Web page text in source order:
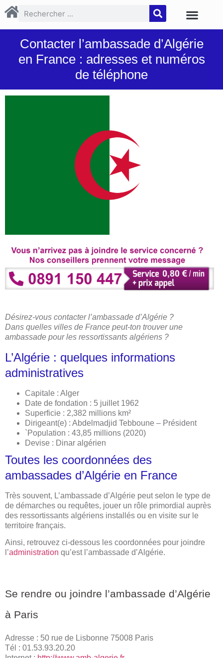
Contacter l’ambassade d’Algérie
en France : adresses et numéros
de téléphone
Désirez-vous contacter l’ambassade d’Algérie ?
Dans quelles villes de France peut-ton trouver une
ambassade pour les ressortissants algériens ?
L’Algérie : quelques informations
administratives
Capitale : Alger
Date de fondation : 5 juillet 1962
Superficie : 2,382 millions km²
Dirigeant(e) : Abdelmadjid Tebboune – Président
`Population : 43,85 millions (2020)
Devise : Dinar algérien
Toutes les coordonnées des
ambassades d’Algérie en France
Très souvent, L’ambassade d’Algérie peut selon le type de
de démarches ou requêtes, jouer un rôle primordial auprès
des ressortissants algériens installés ou en visite sur le
territoire français.
Ainsi, retrouvez ci-dessous les coordonnées pour joindre
l’administration qu’est l’ambassade d’Algérie.
Se rendre ou joindre l’ambassade d’Algérie
à Paris
Adresse : 50 rue de Lisbonne 75008 Paris
Tél : 01.53.93.20.20